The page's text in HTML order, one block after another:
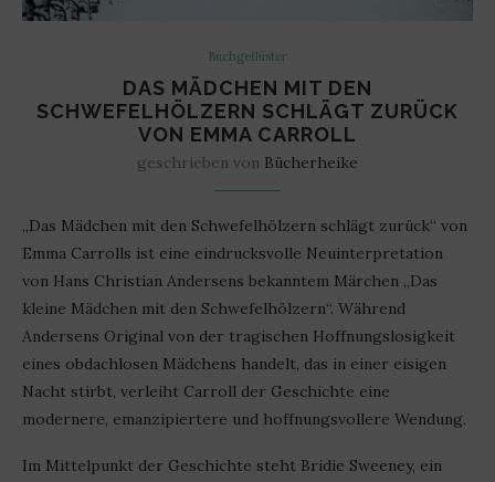
Buchgeflüster
DAS MÄDCHEN MIT DEN
SCHWEFELHÖLZERN SCHLÄGT ZURÜCK
VON EMMA CARROLL
geschrieben von Bücherheike
„Das Mädchen mit den Schwefelhölzern schlägt zurück“ von
Emma Carrolls ist eine eindrucksvolle Neuinterpretation
von Hans Christian Andersens bekanntem Märchen „Das
kleine Mädchen mit den Schwefelhölzern“. Während
Andersens Original von der tragischen Hoffnungslosigkeit
eines obdachlosen Mädchens handelt, das in einer eisigen
Nacht stirbt, verleiht Carroll der Geschichte eine
modernere, emanzipiertere und hoffnungsvollere Wendung.
Im Mittelpunkt der Geschichte steht Bridie Sweeney, ein